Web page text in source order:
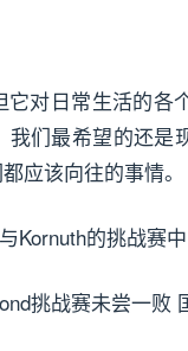
对日常生活的各
们最希望的还
应该向往的事情。
Kornuth的挑战赛